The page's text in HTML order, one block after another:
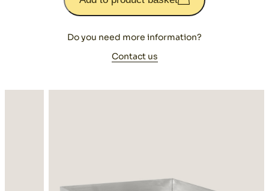
Do you need more information?
Contact us